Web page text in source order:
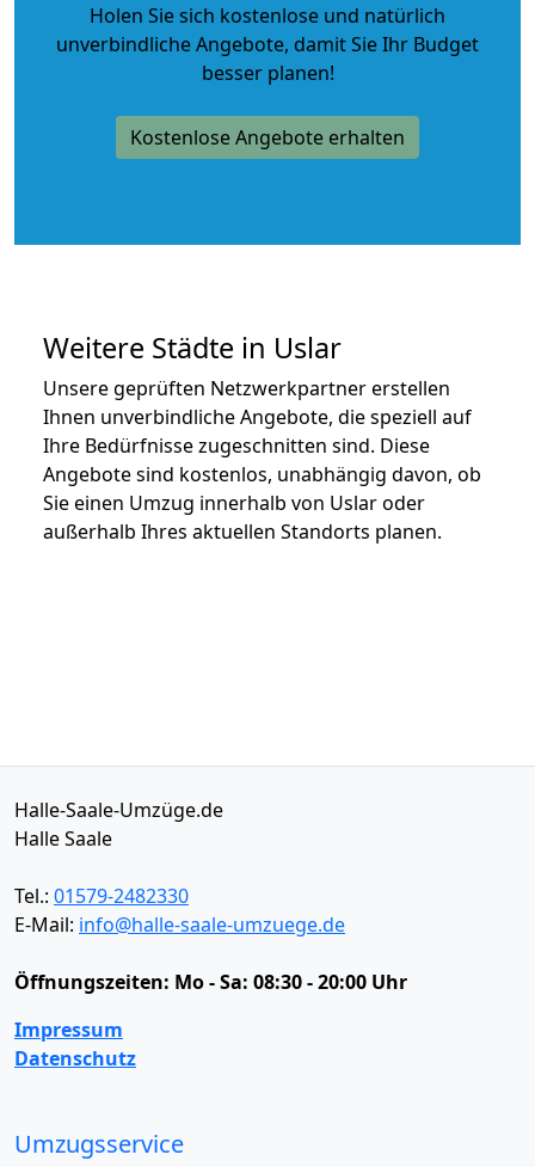
Holen Sie sich kostenlose und natürlich
unverbindliche Angebote, damit Sie Ihr Budget
besser planen!
Kostenlose Angebote erhalten
Weitere Städte in Uslar
Unsere geprüften Netzwerkpartner erstellen
Ihnen unverbindliche Angebote, die speziell auf
Ihre Bedürfnisse zugeschnitten sind. Diese
Angebote sind kostenlos, unabhängig davon, ob
Sie einen Umzug innerhalb von Uslar oder
außerhalb Ihres aktuellen Standorts planen.
Halle-Saale-Umzüge.de
Halle Saale
Tel.: 01579-2482330
E-Mail: info@halle-saale-umzuege.de
Öffnungszeiten: Mo - Sa: 08:30 - 20:00 Uhr
Impressum
Datenschutz
Umzugsservice